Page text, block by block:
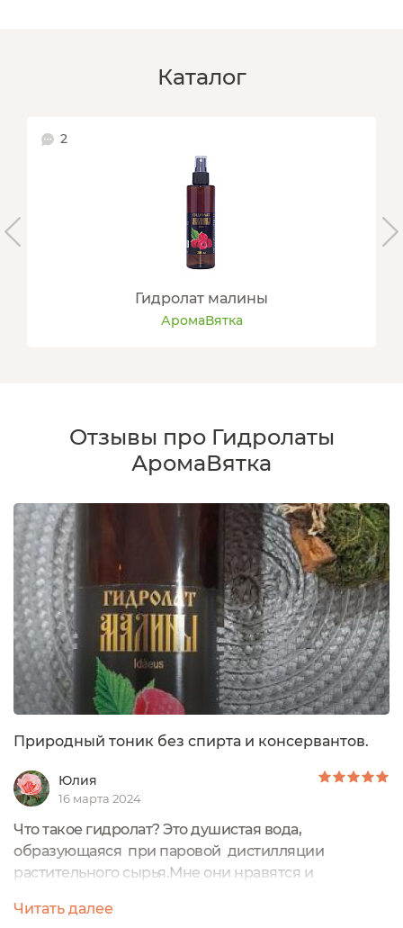
Каталог
2
Гидролат малины
АромаВятка
Отзывы про Гидролаты
АромаВятка
Природный тоник без спирта и консервантов.
Юлия
16 марта 2024
Что такое гидролат? Это душистая вода,
образующаяся при паровой дистилляции
растительного сырья.Мне они нравятся и
пополнился новым гидролатом малины от бренда
Читать далее